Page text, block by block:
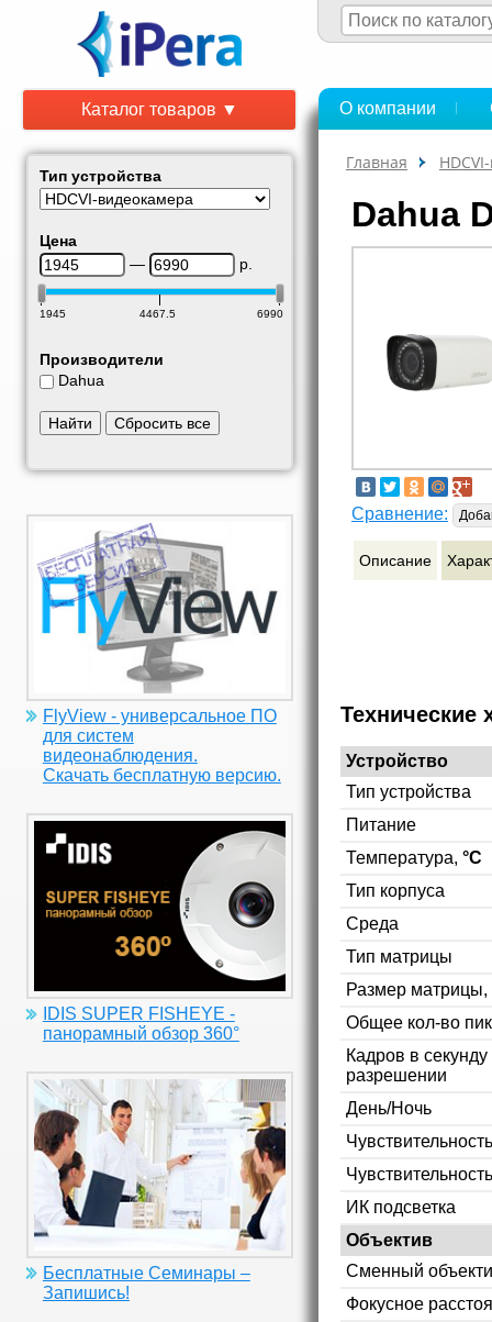
Каталог товаров ▼
Тип устройства
Цена
—
р.
1945 4467.5 6990
Производители
Dahua
Найти Сбросить все
FlyView - универсальное ПО
для систем
видеонаблюдения.
Скачать бесплатную версию.
IDIS SUPER FISHEYE -
панорамный обзор 360°
Бесплатные Семинары –
Запишись!
О компании
Главная
Dahua
Сравнение:
Описание
Технические
Устройство
Тип устройства
Питание
Температура, °C
Тип корпуса
Среда
Тип матрицы
Размер матрицы,
Общее кол-во
Кадров в
разрешении
День/Ночь
ИК подсветка
Объектив
Сменный
Фокусное